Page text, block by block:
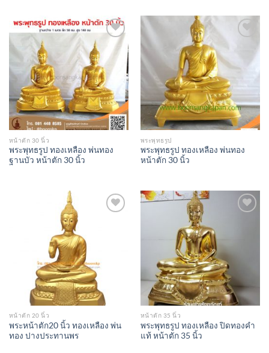
Wishlist
หน้าตัก 30 นิ้ว
พระพุทธรูป ทองเหลือง พ่นทอง
ฐานบัว หน้าตัก 30 นิ้ว
พระพุทธรูป
พระพุทธรูป ทองเหลือง พ่นทอง
หน้าตัก 30 นิ้ว
หน้าตัก 20 นิ้ว
พระหน้าตัก20 นิ้ว ทองเหลือง พ่น
ทอง ปางประทานพร
หน้าตัก 35 นิ้ว
พระพุทธรูป ทองเหลือง ปิดทองคำ
แท้ หน้าตัก 35 นิ้ว